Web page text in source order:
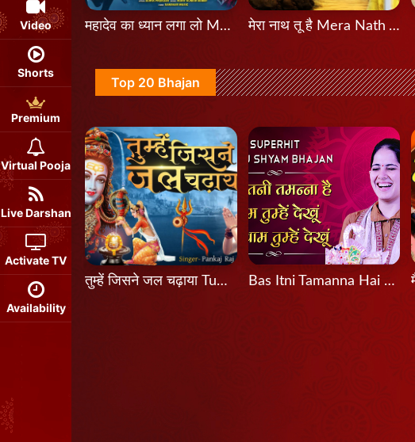
Video
Shorts
Premium
Virtual Pooja
Live Darshan
Activate TV
Availability
महादेव का ध्यान लगा लो Mahadev Ka Dhyan Laga Lo मेरा नाथ तू है Mera Nath Tu Hai
Top 20 Bhajan
तुम्हें जिसने जल चढ़ाया Tumhein Jisne Jal Chadhaya Bas Itni Tamanna Hai - Jaya Kishori